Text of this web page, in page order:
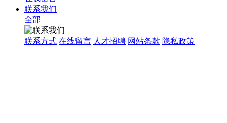
联系我们
全部
联系方式 在线留言 人才招聘 网站条款 隐私政策